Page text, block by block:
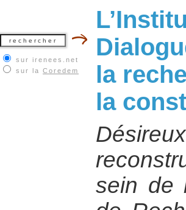
sur irenees.net
sur la Coredem
la
la
sein de